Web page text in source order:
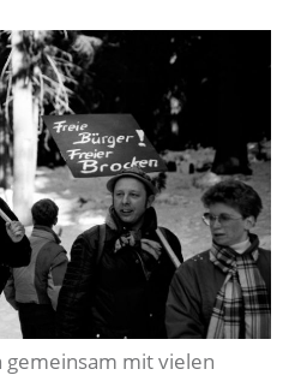
gemeinsam mit vielen